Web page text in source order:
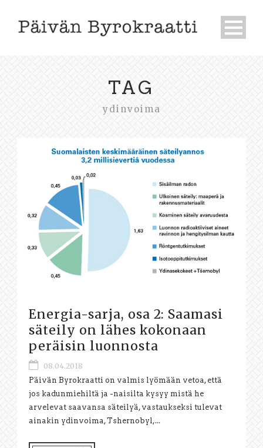
TAG
ydinvoima
Energia-sarja, osa 2: Saamasi
säteily on lähes kokonaan
peräisin luonnosta
08.04.2018
Päivän Byrokraatti on valmis lyömään vetoa, että
jos kadunmiehiltä ja -naisilta kysyy mistä he
arvelevat saavansa säteilyä, vastaukseksi tulevat
ainakin ydinvoima, Tshernobyl,...